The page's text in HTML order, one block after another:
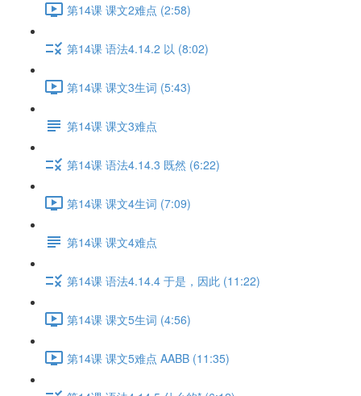
第14课 课文2难点 (2:58)
第14课 语法4.14.2 以 (8:02)
第14课 课文3生词 (5:43)
第14课 课文3难点
第14课 语法4.14.3 既然 (6:22)
第14课 课文4生词 (7:09)
第14课 课文4难点
第14课 语法4.14.4 于是，因此 (11:22)
第14课 课文5生词 (4:56)
第14课 课文5难点 AABB (11:35)